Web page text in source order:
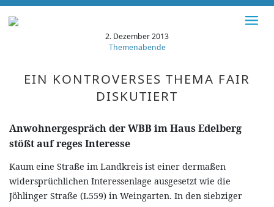
2. Dezember 2013
Themenabende
EIN KONTROVERSES THEMA FAIR
DISKUTIERT
Anwohnergespräch der WBB im Haus Edelberg
stößt auf reges Interesse
Kaum eine Straße im Landkreis ist einer dermaßen
widersprüchlichen Interessenlage ausgesetzt wie die
Jöhlinger Straße (L559) in Weingarten. In den siebziger